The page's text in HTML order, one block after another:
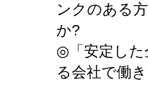
ンクのある
か?
◎「安定した
る会社で働